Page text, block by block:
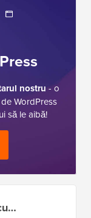
nostru - o
WordPress
să le aibă!